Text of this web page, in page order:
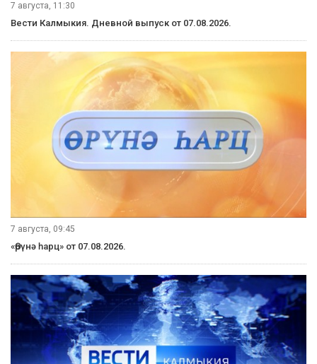
7 августа, 11:30
Вести Калмыкия. Дневной выпуск от 07.08.2026.
7 августа, 09:45
«Өрүнә һарц» от 07.08.2026.